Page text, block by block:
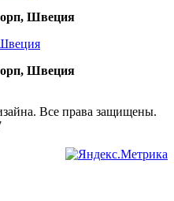
Швеция
Швеция
Все права защищены.